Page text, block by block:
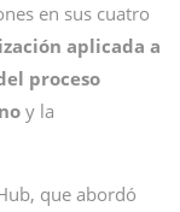
en sus cuatro
aplicada a
proceso
y la
que abordó